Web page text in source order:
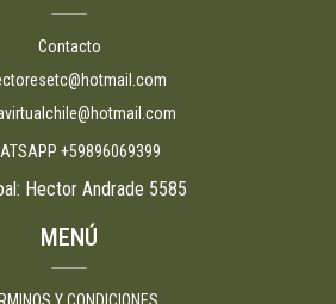
Contacto
+59896069399
Hector Andrade 5585
MENÚ
Y CONDICIONES